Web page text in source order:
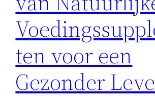
ten voor een
Gezonder